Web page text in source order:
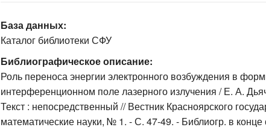
База данных:
Каталог библиотеки СФУ
Библиографическое описание:
Роль переноса энергии электронного возбуждения в
интерференционном поле лазерного излучения / Е. А.
Текст : непосредственный // Вестник Красноярского
математические науки, № 1. - С. 47-49. - Библиогр. в конце